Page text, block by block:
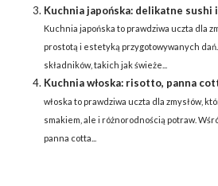
Kuchnia japońska: delikatne sushi
Kuchnia japońska to prawdziwa uczta dla
prostotą i estetyką przygotowywanych
składników, takich jak świeże...
Kuchnia włoska: risotto, panna
włoska to prawdziwa uczta dla zmysłów,
smakiem, ale i różnorodnością potraw.
panna cotta...